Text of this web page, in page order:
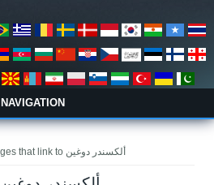
NAVIGATION
» Pages that link to ألكسندر دوغين